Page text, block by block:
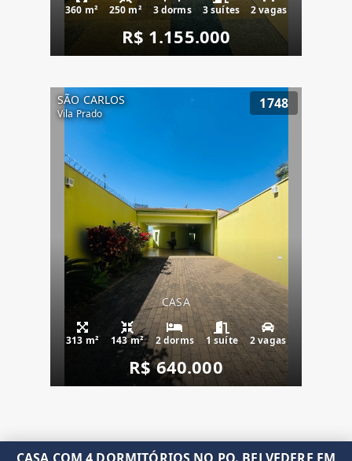
360 m² 250 m² 3 dorms 3 suítes 2 vagas
R$ 1.155.000
SÃO CARLOS
Vila Prado
1748
CASA
313 m² 143 m² 2 dorms 1 suíte 2 vagas
R$ 640.000